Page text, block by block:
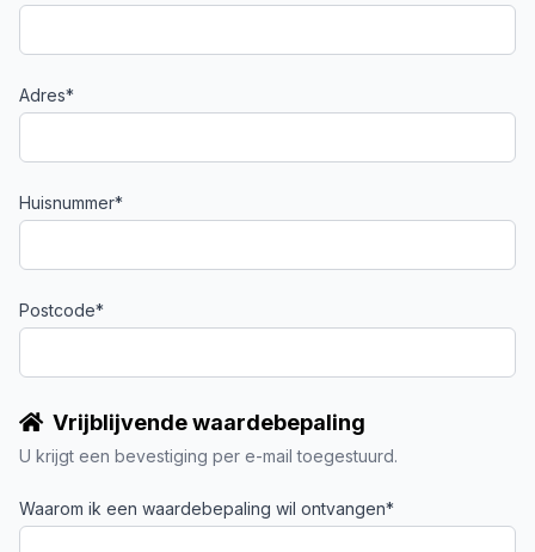
Adres*
Huisnummer*
Postcode*
Vrijblijvende waardebepaling
U krijgt een bevestiging per e-mail toegestuurd.
Waarom ik een waardebepaling wil ontvangen*